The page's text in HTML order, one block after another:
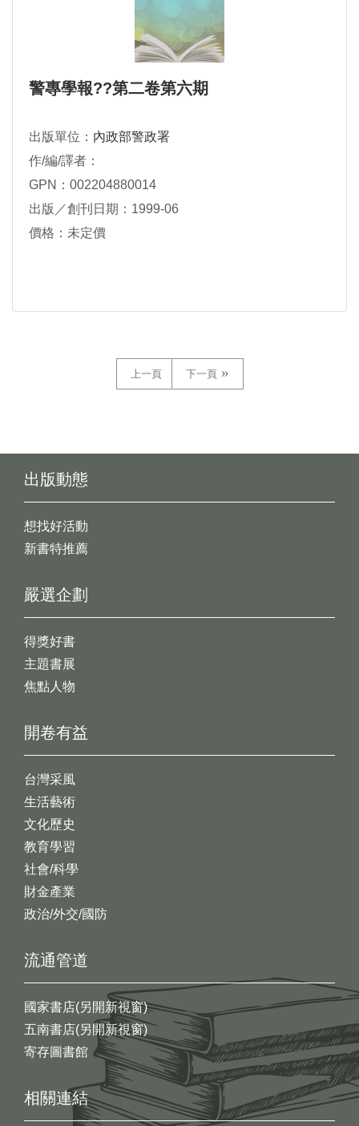
警專學報??第二卷第六期
出版單位： 內政部警政署
作/編/譯者：
GPN：002204880014
出版／創刊日期：1999-06
價格：未定價
上一頁 下一頁
出版動態
想找好活動
新書特推薦
開卷有益
台灣采風
生活藝術
文化歷史
教育學習
社會/科學
財金產業
政治/外交/國防
嚴選企劃
得獎好書
主題書展
焦點人物
流通管道
國家書店(另開新視窗)
五南書店(另開新視窗)
寄存圖書館
相關連結